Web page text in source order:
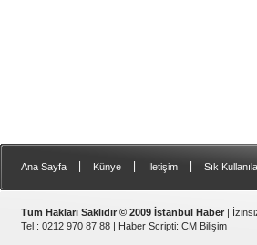
Ana Sayfa Künye İletişim Sık
Tüm Hakları Saklıdır © 2009 İstanbul Haber |
Tel : 0212 970 87 88 | Haber Scripti: CM Bilişim